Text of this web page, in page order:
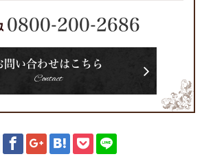
0800-200-2686
問い合わせはこちら
Contact